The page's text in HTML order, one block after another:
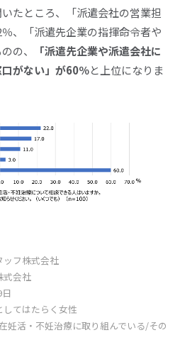
たところ、「派遣会社の営業担
％、「派遣先企業の指揮命令者や
の、
「派遣先企業や派遣会社に
がない」が60％と上位になりま
ッフ株式会社
式会社
日
てはたらく女性
妊活・不妊治療に取り組んでいる/その